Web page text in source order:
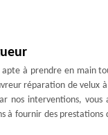
à prendre en main
réparation de velux
nos interventions, vous
à fournir des prestations